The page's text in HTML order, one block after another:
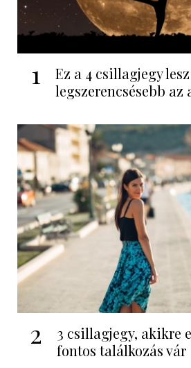
1
Ez a 4 csillagjegy
legszerencsésebb az
2
3 csillagjegy, akikre
fontos találkozás vár